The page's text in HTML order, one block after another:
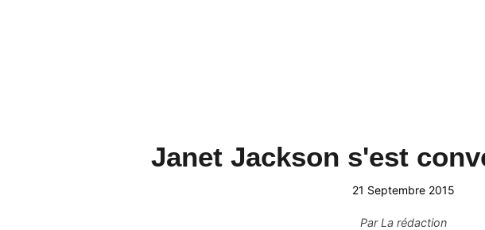
Janet Jackson s'est
21 Septembre 2015
ParLa rédaction